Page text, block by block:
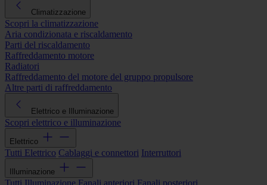
Climatizzazione
Scopri la climatizzazione
Aria condizionata e riscaldamento
Parti del riscaldamento
Raffreddamento motore
Radiatori
Raffreddamento del motore del gruppo propulsore
Altre parti di raffreddamento
Elettrico e Illuminazione
Scopri elettrico e illuminazione
Elettrico
Tutti Elettrico Cablaggi e connettori Interruttori
Illuminazione
Tutti Illuminazione Fanali anteriori Fanali posteriori